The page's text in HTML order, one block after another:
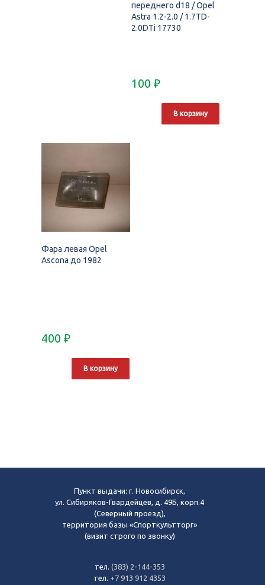
переднего d18 / Opel
Astra 1.2-2.0 / 1.7TD-
2.0DTi 17730
100 ₽
В корзину
Фара левая Opel
Ascona до 1982
400 ₽
В корзину
Пункт выдачи: г. Новосибирск,
ул. Сибиряков-Гвардейцев, д. 49Б, корп.4
(Северный проезд),
территория базы «Спорткультторг»
(визит строго по звонку)
тел. (383) 2-144-353
тел. +7 913 912 4353